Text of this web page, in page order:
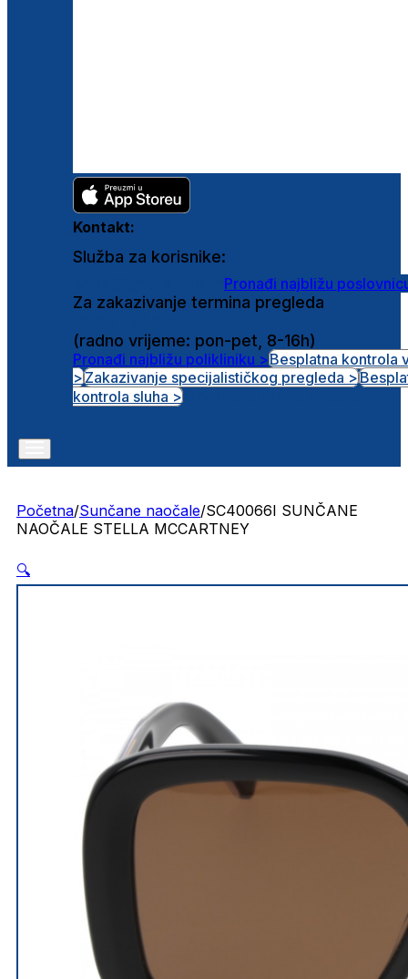
Kontakt:
Služba za korisnike:
Pronađi najbližu
Za zakazivanje termina pregleda
(radno vrijeme: pon-pet, 8-16h)
Pronađi najbližu polikliniku >Besplatna kontrola
>Zakazivanje specijalističkog pregleda >
kontrola sluha >
Početna/Sunčane naočale/SC40066I SUNČANE
NAOČALE STELLA MCCARTNEY
🔍